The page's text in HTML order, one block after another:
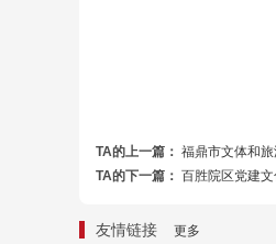
TA的上一篇： 福鼎市文体和
TA的下一篇： 百胜院区党建
友情链接 更多